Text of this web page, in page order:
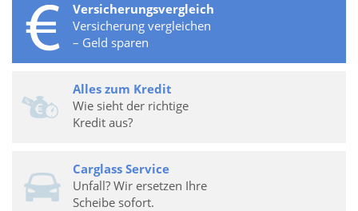
Versicherungsvergleich
Versicherung vergleichen
– Geld sparen
Alles zum Kredit
Wie sieht der richtige
Kredit aus?
Carglass Service
Unfall? Wir ersetzen Ihre
Scheibe sofort.